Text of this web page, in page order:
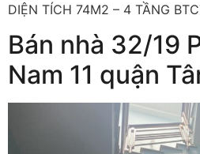
DIỆN TÍCH 74M2 – 4 TẦNG
Bán nhà 32/19
Nam 11 quận